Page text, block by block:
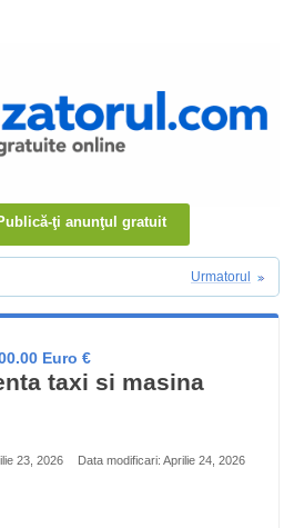
ţi anunţul gratuit
Urmatorul
Euro €
taxi si masina
23, 2026 Data modificari: Aprilie 24, 2026